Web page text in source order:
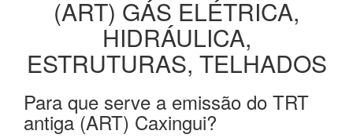
(ART) GÁS ELÉTRICA,
HIDRÁULICA,
ESTRUTURAS, TELHADOS
Para que serve a emissão do TRT
antiga (ART) Caxingui?